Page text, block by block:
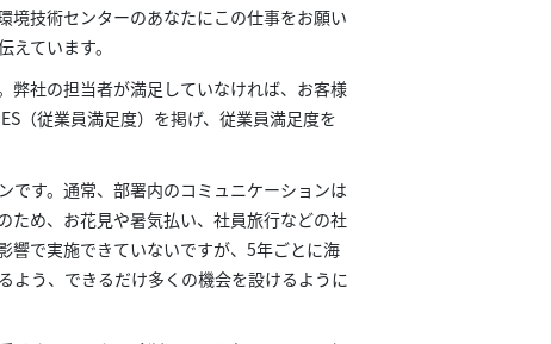
境技術センターのあなたにこの仕事をお願い
ています。
弊社の担当者が満足していなければ、お客様
（従業員満足度）を掲げ、従業員満足度を
です。通常、部署内のコミュニケーションは
ため、お花見や暑気払い、社員旅行などの社
響で実施できていないですが、5年ごとに海
よう、できるだけ多くの機会を設けるように